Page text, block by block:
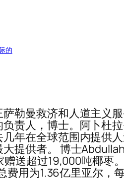
的
勒曼救济和人道主义
责人，博士。阿卜杜
年在全球范围内提供
提供者。 博士
赠送超过19,000吨椰枣
费用为1.36亿里亚尔，